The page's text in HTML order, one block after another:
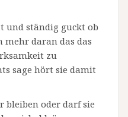
und ständig guckt ob
mehr daran das das
zu
sage hört sie damit
bleiben oder darf sie